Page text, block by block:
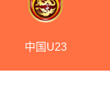
中国U23